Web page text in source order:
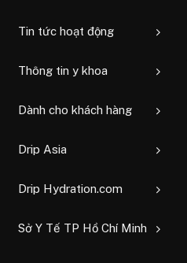
Tin tức hoạt động
Thông tin y khoa
Dành cho khách hàng
Drip Asia
Drip Hydration.com
Sở Y Tế TP Hồ Chí Minh